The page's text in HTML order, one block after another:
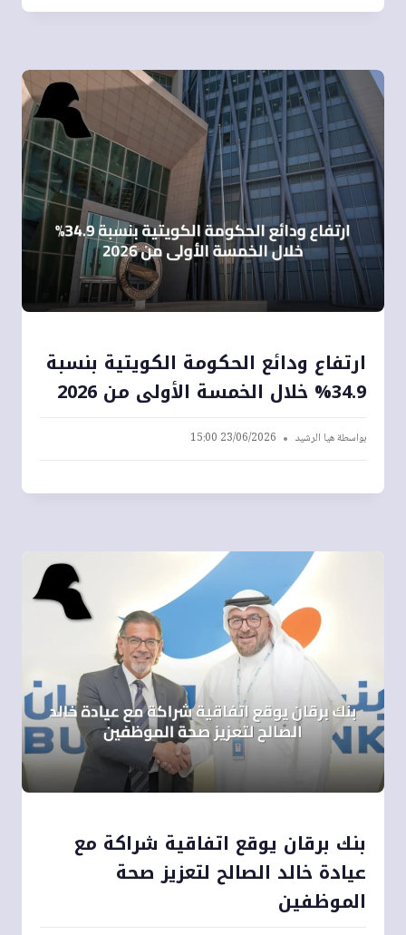
ارتفاع ودائع الحكومة الكويتية بنسبة
34.9% خلال الخمسة الأولى من 2026
بواسطةهيا الرشيد 23/06/2026 15:00
بنك برقان يوقع اتفاقية شراكة مع
عيادة خالد الصالح لتعزيز صحة
الموظفين